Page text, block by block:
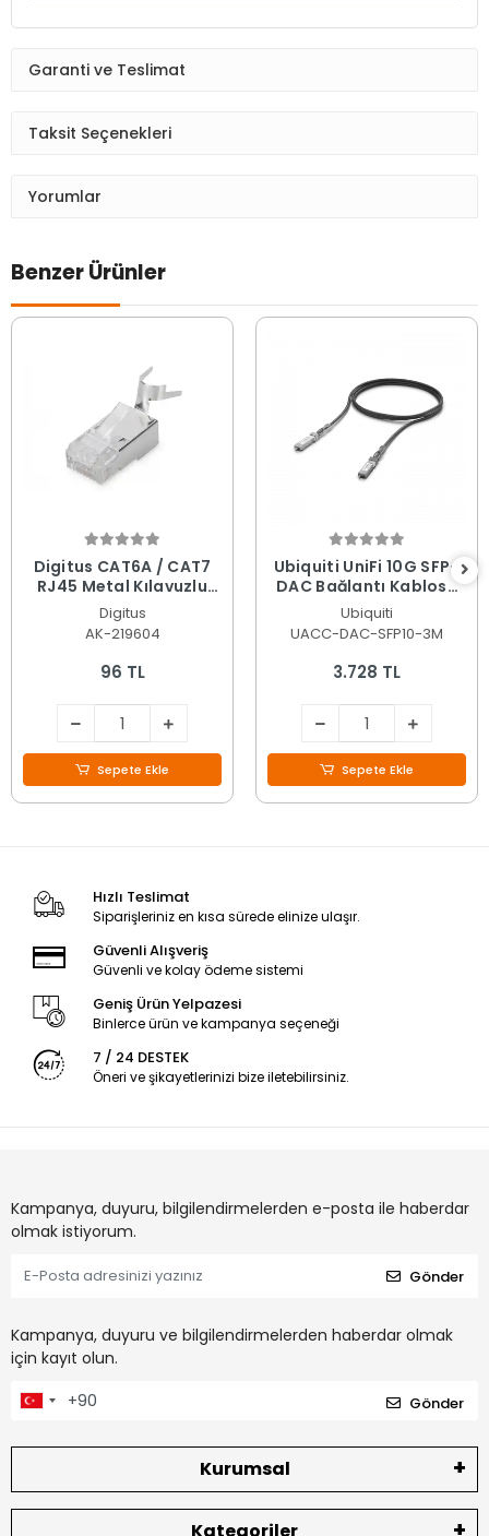
Garanti ve Teslimat
Taksit Seçenekleri
Yorumlar
Benzer Ürünler
Digitus CAT6A / CAT7
RJ45 Metal Kılavuzlu
Pass-Through
Konnektör (AK-219604)
Digitus
AK-219604
96 TL
Sepete Ekle
Ubiquiti UniFi 10G SFP+
DAC Bağlantı Kablosu
Siyah - 3 Metre UACC-
DAC-SFP10-3M
Ubiquiti
UACC-DAC-SFP10-3M
3.728 TL
Sepete Ekle
Hızlı Teslimat
Siparişleriniz en kısa sürede elinize ulaşır.
Güvenli Alışveriş
Güvenli ve kolay ödeme sistemi
Geniş Ürün Yelpazesi
Binlerce ürün ve kampanya seçeneği
7 / 24 DESTEK
Öneri ve şikayetlerinizi bize iletebilirsiniz.
Kampanya, duyuru, bilgilendirmelerden e-posta ile haberdar
olmak istiyorum.
Gönder
Kampanya, duyuru ve bilgilendirmelerden haberdar olmak
için kayıt olun.
Gönder
Kurumsal